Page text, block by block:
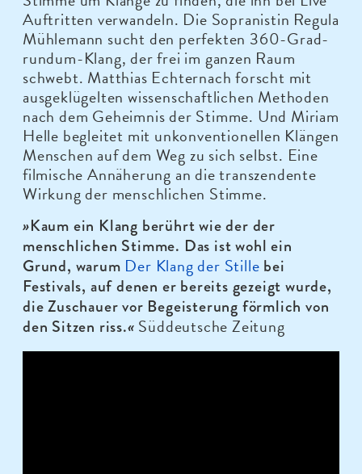
Auftritten verwandeln. Die Sopranistin Regula
Mühlemann sucht den perfekten 360-Grad-
rundum-Klang, der frei im ganzen Raum
schwebt. Matthias Echternach forscht mit
ausgeklügelten wissenschaftlichen Methoden
nach dem Geheimnis der Stimme. Und Miriam
Helle begleitet mit unkonventionellen Klängen
Menschen auf dem Weg zu sich selbst. Eine
filmische Annäherung an die transzendente
Wirkung der menschlichen Stimme.
»Kaum ein Klang berührt wie der der
menschlichen Stimme. Das ist wohl ein
Grund, warum Der Klang der Stille bei
Festivals, auf denen er bereits gezeigt wurde,
die Zuschauer vor Begeisterung förmlich von
den Sitzen riss.« Süddeutsche Zeitung